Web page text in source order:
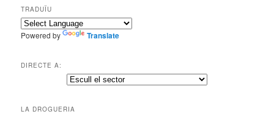
TRADUÏU
Powered by Translate
DIRECTE A:
LA DROGUERIA